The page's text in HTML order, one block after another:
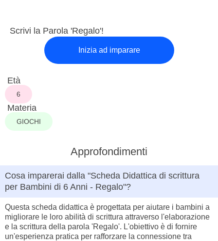
Scrivi la Parola 'Regalo'!
Inizia ad imparare
Età
6
Materia
GIOCHI
Approfondimenti
Cosa imparerai dalla "Scheda Didattica di scrittura
per Bambini di 6 Anni - Regalo"?
Questa scheda didattica è progettata per aiutare i bambini a
migliorare le loro abilità di scrittura attraverso l'elaborazione
e la scrittura della parola 'Regalo'. L'obiettivo è di fornire
un'esperienza pratica per rafforzare la connessione tra